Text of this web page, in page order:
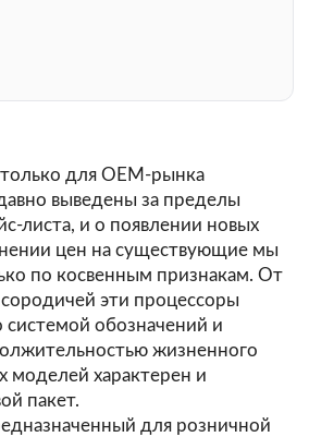
для OEM-рынка
выведены за пределы
листа, и о появлении новых
цен на существующие мы
по косвенным признакам. От
эти процессоры
системой обозначений и
жизненного
моделей характерен и
пакет.
для розничной